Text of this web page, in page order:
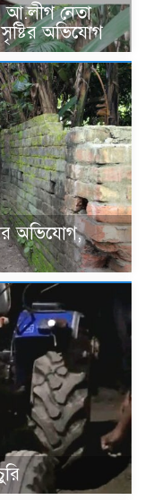
আ.লীগ নেতা
সৃষ্টির অভিযোগ
অভিযোগ,